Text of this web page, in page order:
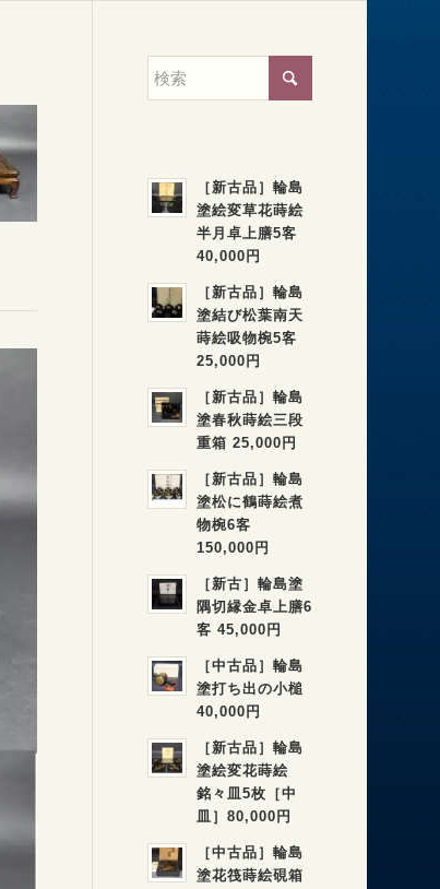
［新古品］輪島
塗絵変草花蒔絵
半月卓上膳5客
40,000円
［新古品］輪島
塗結び松葉南天
蒔絵吸物椀5客
25,000円
［新古品］輪島
塗春秋蒔絵三段
重箱 25,000円
［新古品］輪島
塗松に鶴蒔絵煮
物椀6客
150,000円
［新古］輪島塗
隅切縁金卓上膳6
客 45,000円
［中古品］輪島
塗打ち出の小槌
40,000円
［新古品］輪島
塗絵変花蒔絵
銘々皿5枚［中
皿］80,000円
［中古品］輪島
塗花筏蒔絵硯箱